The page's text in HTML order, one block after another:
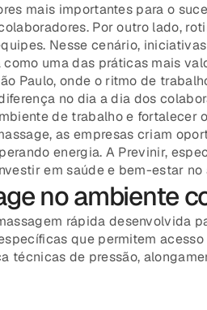
mais importantes para o
Por outro lado,
Nesse cenário,
uma das práticas mais
Paulo, onde o ritmo de
no dia a dia dos
de trabalho e fortalecer
as empresas criam
energia. A Previnir,
em saúde e bem-estar
no ambiente
rápida desenvolvida
que permitem
técnicas de pressão,